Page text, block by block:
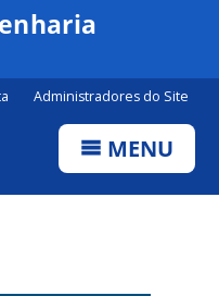
Administradores do Site
MENU